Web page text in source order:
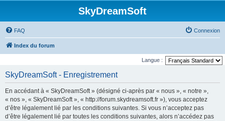
SkyDreamSoft
FAQ Connexion
Index du forum
Langue :
SkyDreamSoft - Enregistrement
En accédant à « SkyDreamSoft » (désigné ci-après par « nous », « notre »,
« nos », « SkyDreamSoft », « http://forum.skydreamsoft.fr »), vous acceptez
d’être légalement lié par les conditions suivantes. Si vous n’acceptez pas
d’être légalement lié par toutes les conditions suivantes, alors n’accédez pas